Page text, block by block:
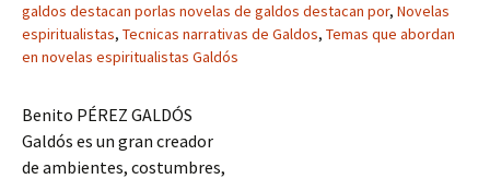
galdos destacan porlas novelas de galdos destacan por, Novelas
espiritualistas, Tecnicas narrativas de Galdos, Temas que abordan
en novelas espiritualistas Galdós
Benito PÉREZ GALDÓS
Galdós es un gran creador
de ambientes, costumbres,